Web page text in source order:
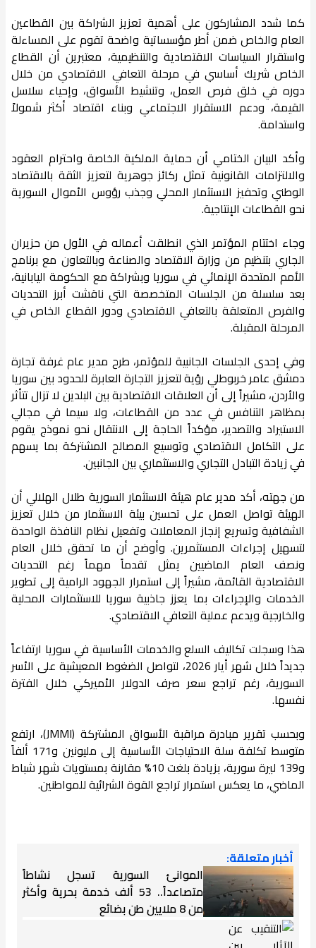
كما شدد المشاركون على أهمية تعزيز الشراكة بين القطاعين
العام والخاص ضمن أطر مؤسساتية واضحة تقوم على المساءلة
واستقرار السياسات الاقتصادية والتنظيمية، معتبرين أن القطاع
الخاص شريك أساسي في مرحلة التعافي الاقتصادي من خلال
دوره في خلق فرص العمل، وتنشيط الأسواق، وإحياء سلاسل
القيمة، ودعم الاستقرار الاجتماعي وبناء اقتصاد أكثر شمولاً
واستدامة.
وأكد البيان الختامي أن حماية الملكية الخاصة واحترام العقود
والالتزامات القانونية تمثل ركائز جوهرية لتعزيز الثقة بالاقتصاد
الوطني وتحفيز الاستثمار المحلي وجذب رؤوس الأموال السورية
نحو القطاعات الإنتاجية.
وجاء اختتام المؤتمر الذي انطلقت أعماله في الأول من حزيران
الجاري بتنظيم من وزارة الاقتصاد والصناعة وبالتعاون مع برنامج
الأمم المتحدة الإنمائي في سوريا وبشراكة مع الحكومة اليابانية،
بعد سلسلة من الجلسات المتخصصة التي ناقشت أبرز التحديات
والفرص المتعلقة بالتعافي الاقتصادي ودور القطاع الخاص في
المرحلة المقبلة.
وفي إحدى الجلسات الجانبية للمؤتمر، طرح مدير عام غرفة تجارة
دمشق عامر خربوطلي رؤية لتعزيز التجارة العابرة للحدود بين سوريا
والأردن، مشيراً إلى أن العلاقات الاقتصادية بين البلدين لا تزال تتأثر
بمظاهر التنافس في عدد من القطاعات، ولا سيما في مجالي
الاستيراد والتصدير، مؤكداً الحاجة إلى الانتقال نحو نموذج يقوم
على التكامل الاقتصادي وتوسيع المصالح المشتركة بما يسهم
في زيادة التبادل التجاري والاستثماري بين الجانبين.
من جهته، أكد مدير عام هيئة الاستثمار السورية طلال الهلالي أن
الهيئة تواصل العمل على تحسين بيئة الاستثمار من خلال تعزيز
الشفافية وتسريع إنجاز المعاملات وتفعيل نظام النافذة الواحدة
لتسهيل إجراءات المستثمرين. وأوضح أن ما تحقق خلال العام
ونصف العام الماضيين يمثل تقدماً مهماً رغم التحديات
الاقتصادية القائمة، مشيراً إلى استمرار الجهود الرامية إلى تطوير
الخدمات والإجراءات بما يعزز جاذبية سوريا للاستثمارات المحلية
والخارجية ويدعم عملية التعافي الاقتصادي.
هذا وسجلت تكاليف السلع والخدمات الأساسية في سوريا ارتفاعاً
جديداً خلال شهر أيار 2026، لتواصل الضغوط المعيشية على الأسر
السورية، رغم تراجع سعر صرف الدولار الأميركي خلال الفترة
نفسها.
وبحسب تقرير مبادرة مراقبة الأسواق المشتركة (JMMI)، ارتفع
متوسط تكلفة سلة الاحتياجات الأساسية إلى مليونين و171 ألفاً
و139 ليرة سورية، بزيادة بلغت 10% مقارنة بمستويات شهر شباط
الماضي، ما يعكس استمرار تراجع القوة الشرائية للمواطنين.
أخبار متعلقة:
الموانئ السورية تسجل نشاطاً
متصاعداً.. 53 ألف خدمة بحرية وأكثر
من 8 ملايين طن بضائع